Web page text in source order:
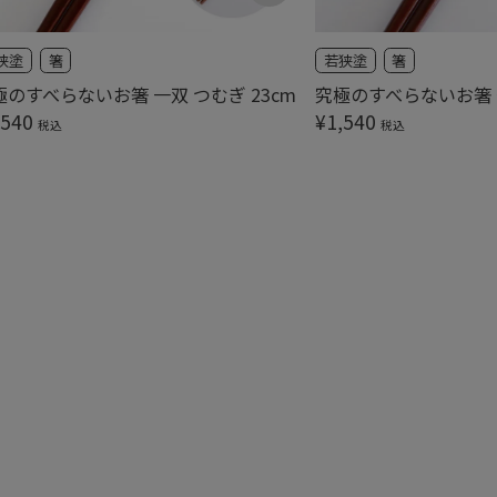
のすべらないお箸 一双 つむぎ 23cm
塗 箸
税込
究極のすべらないお
若狭塗 箸
¥1,540 税込